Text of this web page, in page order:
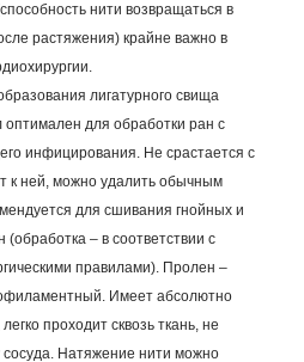
нити возвращаться в
растяжения) крайне важно в
лигатурного свища
для обработки ран с
инфицирования. Не срастается с
к ней, можно удалить обычным
для сшивания гнойных и
– в соответствии с
правилами). Пролен –
Имеет абсолютно
проходит сквозь ткань, не
сосуда. Натяжение нити можно